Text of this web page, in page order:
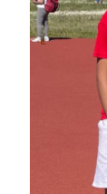
Volando”!